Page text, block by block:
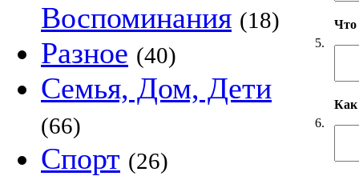
Воспоминания (18)
Разное (40)
Семья, Дом, Дети
(66)
Спорт (26)
5.
Что
6.
Как